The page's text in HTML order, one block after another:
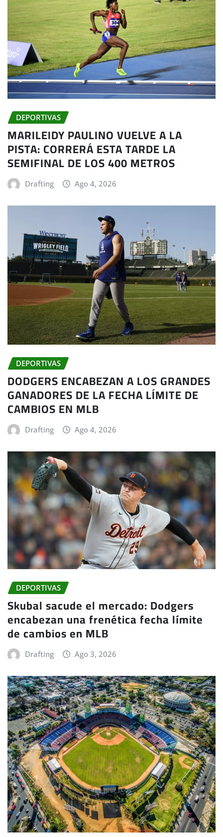
DEPORTIVAS
MARILEIDY PAULINO VUELVE A LA
PISTA: CORRERÁ ESTA TARDE LA
SEMIFINAL DE LOS 400 METROS
Drafting Ago 4, 2026
DEPORTIVAS
DODGERS ENCABEZAN A LOS GRANDES
GANADORES DE LA FECHA LÍMITE DE
CAMBIOS EN MLB
Drafting Ago 4, 2026
DEPORTIVAS
Skubal sacude el mercado: Dodgers
encabezan una frenética fecha límite
de cambios en MLB
Drafting Ago 3, 2026